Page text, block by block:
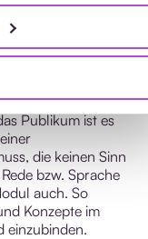
und zu
vorbereitet sein, ob
Schreiben Sie
kommt es vor,
oder ein
Publikum ist es
die keinen Sinn
bzw. Sprache
auch. So
Konzepte im
einzubinden.